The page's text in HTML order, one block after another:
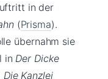
in der
(Prisma).
übernahm sie
in Der Dicke
Die Kanzlei